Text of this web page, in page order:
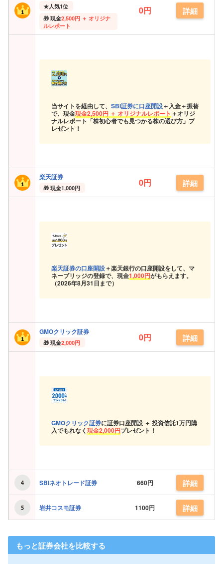
★人気1位
現金2,500円 ＋ オリジナ
ルレポート
0円 詳細
当サイトを経由して、 SBI証券に口座開設＋入金＋振替
で、現金現金2,500円 ＋ オリジナルレポート ＋オリジ
ナルレポート「株初心者でも見つかる株の選び方」プ
レゼント！
楽天証券
現金1,000円 0円 詳細
楽天証券の口座開設＋楽天銀行の口座開設をして、マ
ネーブリッジの登録で、現金1,000円がもらえます。
（2026年8月31日まで）
GMOクリック証券
現金2,000円 0円 詳細
GMOクリック証券に証券口座開設 ＋ 投資信託1万円購
入でもれなく現金2,000円プレゼント！
SBIネオトレード証券 660円 詳細
岩井コスモ証券 1100円 詳細
もっと証券会社を比較する